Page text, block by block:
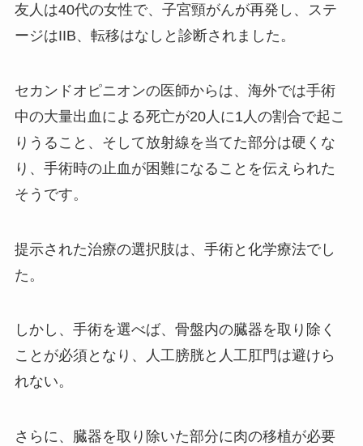
友人は40代の女性で、子宮頸がんが再発し、ステ
ージはIIB、転移はなしと診断されました。
セカンドオピニオンの医師からは、海外では手術
中の大量出血による死亡が20人に1人の割合で起こ
りうること、そして放射線を当てた部分は硬くな
り、手術時の止血が困難になることを伝えられた
そうです。
提示された治療の選択肢は、手術と化学療法でし
た。
しかし、手術を選べば、骨盤内の臓器を取り除く
ことが必須となり、人工膀胱と人工肛門は避けら
れない。
さらに、臓器を取り除いた部分に肉の移植が必要